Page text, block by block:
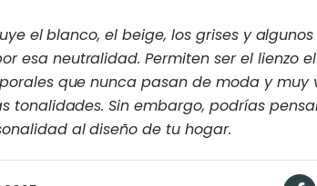
el blanco, el beige, los grises y
esa neutralidad. Permiten ser el lienzo
que nunca pasan de moda y muy
Sin embargo, podrías
al diseño de tu hogar.